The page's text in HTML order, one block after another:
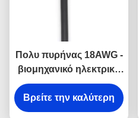
Πολυ πυρήνας 18AWG -
βιομηχανικό ηλεκτρικό
καλώδιο UL 2464
26AWG εύκαμπτος
χαλκός
Βρείτε την καλύτερη